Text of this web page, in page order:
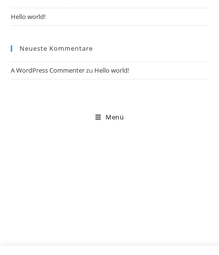
Hello world!
Neueste Kommentare
A WordPress Commenterzu Hello world!
Menü